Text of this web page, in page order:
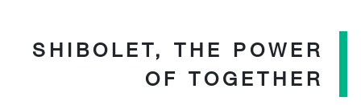
SHIBOLET, THE POWER
OF TOGETHER